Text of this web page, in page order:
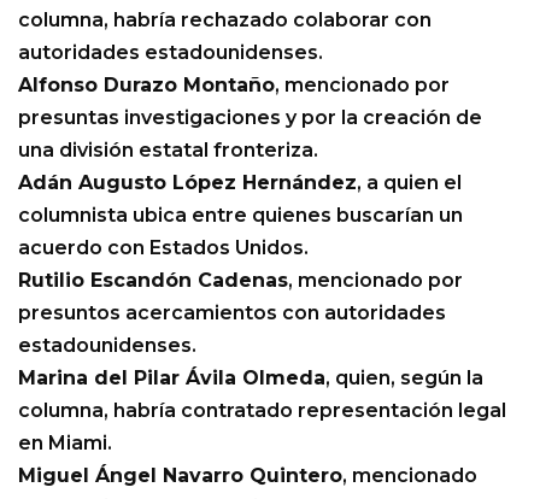
columna, habría rechazado colaborar con
autoridades estadounidenses.
Alfonso Durazo Montaño, mencionado por
presuntas investigaciones y por la creación de
una división estatal fronteriza.
Adán Augusto López Hernández, a quien el
columnista ubica entre quienes buscarían un
acuerdo con Estados Unidos.
Rutilio Escandón Cadenas, mencionado por
presuntos acercamientos con autoridades
estadounidenses.
Marina del Pilar Ávila Olmeda, quien, según la
columna, habría contratado representación legal
en Miami.
Miguel Ángel Navarro Quintero, mencionado